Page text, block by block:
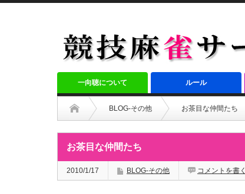
一向聴について ルール
BLOG-その他 お茶目な仲間たち
お茶目な仲間たち
2010/1/17 BLOG-その他 コメントを書く